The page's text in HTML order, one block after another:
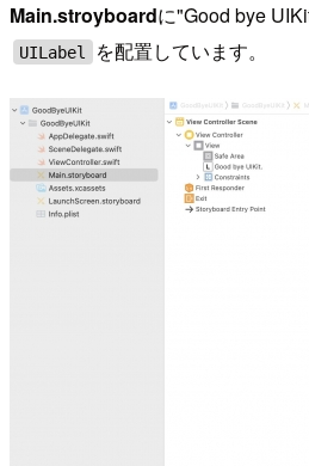
Main.stroyboardに"Good bye
UILabel を配置しています。